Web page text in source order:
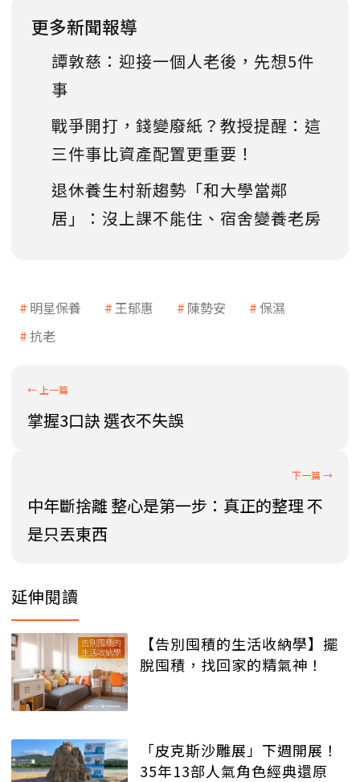
更多新聞報導
譚敦慈：迎接一個人老後，先想5件
事
戰爭開打，錢變廢紙？教授提醒：這
三件事比資產配置更重要！
退休養生村新趨勢「和大學當鄰
居」：沒上課不能住、宿舍變養老房
明星保養 王郁惠 陳勢安
保濕
抗老
掌握3口訣 選衣不失誤
中年斷捨離 整心是第一步：真正的整理 不
是只丟東西
延伸閱讀
【告別囤積的生活收納學】擺
脫囤積，找回家的精氣神！
「皮克斯沙雕展」下週開展！
35年13部人氣角色經典還原